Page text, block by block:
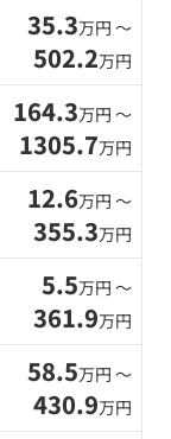
35.3万円 〜
502.2万円
164.3万円 〜
1305.7万円
12.6万円 〜
355.3万円
5.5万円 〜
361.9万円
58.5万円 〜
430.9万円